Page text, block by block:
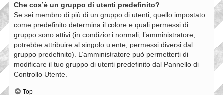
Che cos’è un gruppo di utenti predefinito?
Se sei membro di più di un gruppo di utenti, quello impostato
come predefinito determina il colore e quali permessi di
gruppo sono attivi (in condizioni normali; l’amministratore,
potrebbe attribuire al singolo utente, permessi diversi dal
gruppo predefinito). L’amministratore può permetterti di
modificare il tuo gruppo di utenti predefinito dal Pannello di
Controllo Utente.
Top